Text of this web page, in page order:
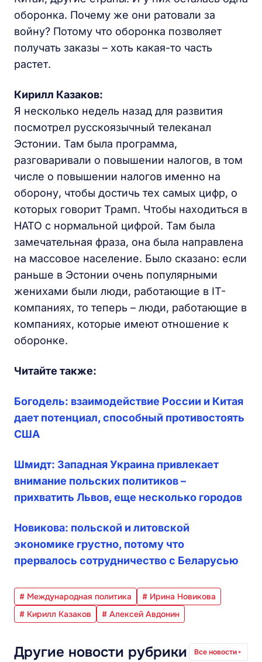
оборонка. Почему же они ратовали за
войну? Потому что оборонка позволяет
получать заказы – хоть какая-то часть
растет.
Кирилл Казаков:
Я несколько недель назад для развития
посмотрел русскоязычный телеканал
Эстонии. Там была программа,
разговаривали о повышении налогов, в том
числе о повышении налогов именно на
оборону, чтобы достичь тех самых цифр, о
которых говорит Трамп. Чтобы находиться в
НАТО с нормальной цифрой. Там была
замечательная фраза, она была направлена
на массовое население. Было сказано: если
раньше в Эстонии очень популярными
женихами были люди, работающие в IT-
компаниях, то теперь – люди, работающие в
компаниях, которые имеют отношение к
оборонке.
Читайте также:
Богодель: взаимодействие России и Китая
дает потенциал, способный противостоять
США
Шмидт: Западная Украина привлекает
внимание польских политиков –
прихватить Львов, еще несколько городов
Новикова: польской и литовской
экономике грустно, потому что
прервалось сотрудничество с Беларусью
# Международная политика
# Ирина Новикова
# Кирилл Казаков
# Алексей Авдонин
Другие новости рубрики Все новости